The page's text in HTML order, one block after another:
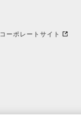
コーポレートサイト